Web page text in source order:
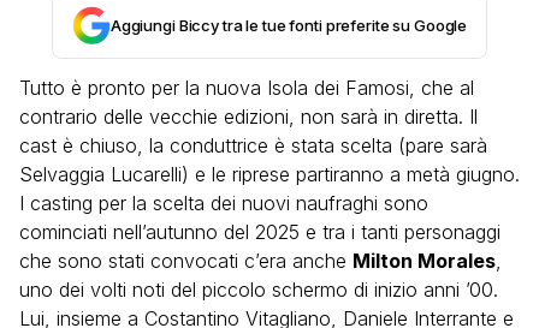
Aggiungi Biccy tra le tue fonti preferite su Google
Tutto è pronto per la nuova Isola dei Famosi, che al
contrario delle vecchie edizioni, non sarà in diretta. Il
cast è chiuso, la conduttrice è stata scelta (pare sarà
Selvaggia Lucarelli) e le riprese partiranno a metà giugno.
I casting per la scelta dei nuovi naufraghi sono
cominciati nell’autunno del 2025 e tra i tanti personaggi
che sono stati convocati c’era anche Milton Morales,
uno dei volti noti del piccolo schermo di inizio anni ’00.
Lui, insieme a Costantino Vitagliano, Daniele Interrante e